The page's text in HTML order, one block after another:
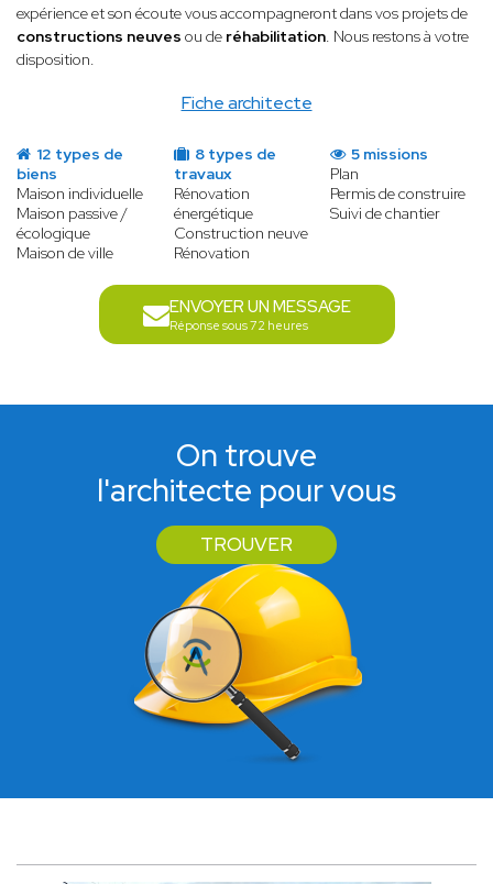
Fiche architecte
expérience et son écoute vous accompagneront dans vos projets de
constructions neuves ou de réhabilitation. Nous restons à votre
disposition.
12 types de
biens
Maison individuelle
Maison passive /
écologique
Maison de ville
8 types de
travaux
Rénovation
énergétique
Construction neuve
Rénovation
5 missions
Plan
Permis de construire
Suivi de chantier
ENVOYER UN MESSAGE
Réponse sous 72 heures
On trouve
l'architecte pour vous
TROUVER